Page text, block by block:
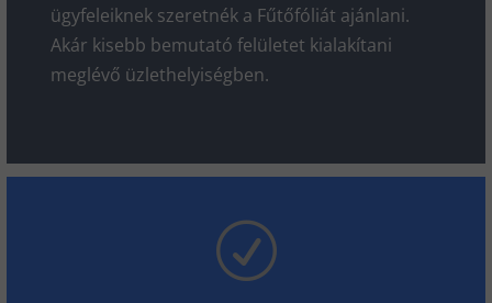
ügyfeleiknek szeretnék a Fűtőfóliát ajánlani.
Akár kisebb bemutató felületet kialakítani
meglévő üzlethelyiségben.
R